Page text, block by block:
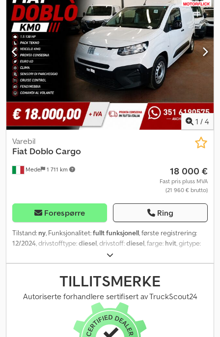
(ESP), kjørecomputer, kollisjonspute, partikkelfilter, sentral
låsing, skyvedør, tåkelys,
1 / 4
Mede 1 711 km
Varebil
Fiat Doblo Cargo
18 000 €
Fast pris pluss MVA
(21 960 € brutto)
Forespørre Ring
Tilstand: ny, Funksjonalitet:fullt funksjonell, første registrering:
12/2024, drivstofftype:diesel, drivstoff:diesel, farge: hvit, girtype:
, utslippsklasse:
Byggeår:2024, Utstyr:ABS, AdBlue, Bluetooth, USB-port,
aircondition, antispinnsystem, cruise control, kjørecomputer,
kollisjonspute, partikkelfilter, sentral låsing, skyvedør, tåkelys
TILLITSMERKE
Autoriserte forhandlere sertifisert av TruckScout24